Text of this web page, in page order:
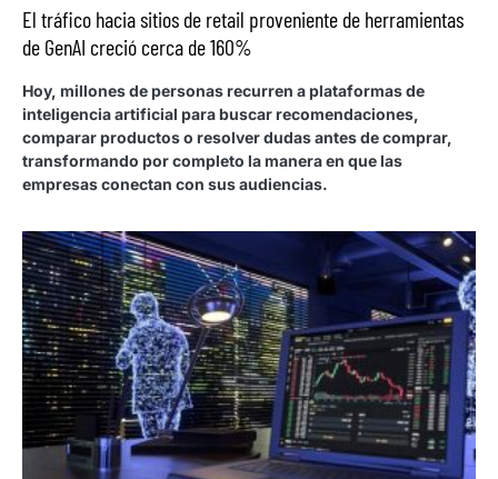
El tráfico hacia sitios de retail proveniente de herramientas
de GenAI creció cerca de 160%
Hoy, millones de personas recurren a plataformas de
inteligencia artificial para buscar recomendaciones,
comparar productos o resolver dudas antes de comprar,
transformando por completo la manera en que las
empresas conectan con sus audiencias.